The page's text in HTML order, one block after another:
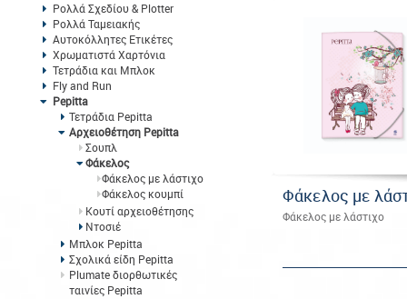
Ρολλά Σχεδίου & Plotter
Ρολλά Ταμειακής
Αυτοκόλλητες Ετικέτες
Χρωματιστά Χαρτόνια
Τετράδια και Μπλοκ
Fly and Run
Pepitta
Τετράδια Pepitta
Αρχειοθέτηση Pepitta
Σουπλ
Φάκελος
Φάκελος με λάστιχο
Φάκελος κουμπί
Κουτί αρχειοθέτησης
Ντοσιέ
Μπλοκ Pepitta
Σχολικά είδη Pepitta
Plumate διορθωτικές
ταινίες Pepitta
Φάκελος με
Φάκελος με λάστιχο